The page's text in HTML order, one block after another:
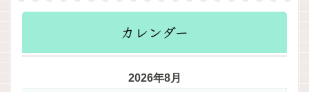
カレンダー
2026年8月